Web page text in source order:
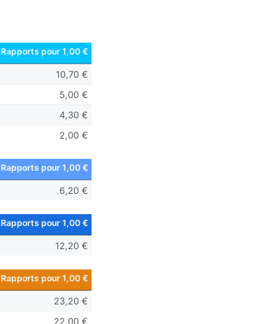
Rapports pour 1,00 €
10,70 €
5,00 €
4,30 €
2,00 €
Rapports pour 1,00 €
6,20 €
Rapports pour 1,00 €
12,20 €
Rapports pour 1,00 €
23,20 €
22,00 €